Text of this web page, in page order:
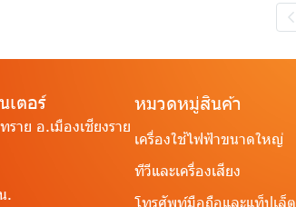
เตอร์
าย อ.เมืองเชียงราย
.
หมวดหมู่สินค้า
เครื่องใช้ไฟฟ้าขนาดใหญ่
ทีวีและเครื่องเสียง
โทรศัพท์มือถือและแท็ปเล็ต